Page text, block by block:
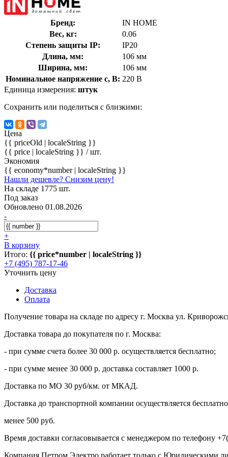
Бренд:
IN HOME
Вес, кг:
0.06
Степень защиты IP:
IP20
Длина, мм:
106 мм
Ширина, мм:
106 мм
Номинальное напряжение с, В: 220 В
Единица измерения: штук
Сохранить или поделиться с близкими:
Цена
{{ priceOld | localeString }}
{{ price | localeString }} / шт.
Экономия
{{ economy*number | localeString }}
Нашли дешевле? Снизим цену!
На складе 1775 шт.
Под заказ
Обновлено 01.08.2026
-
+
В корзину
Итого: {{ price*number | localeString }}
+7 (495) 787-17-46
Уточнить цену
Доставка
Оплата
Получение товара на складе по адресу г. Москва ул.
Доставка товара до покупателя по г. Москва:
- при сумме счета более 30 000 р. осуществляется бесплатно;
- при сумме менее 30 000 р. доставка составляет 1000 р.
Доставка по МО 30 руб/км. от МКАД.
Доставка до транспортной компании осуществляется
менее 500 руб.
Время доставки согласовывается с менеджером по телефону
Компания Петром Электро работает только с Юридическими